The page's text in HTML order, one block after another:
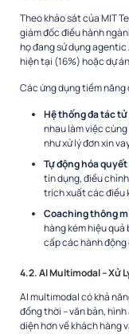
Theo khảo sát của MIT
giám đốc điều hành
họ đang sử dụng
hiện tại (16%) hoặc dự
Các ứng dụng tiềm
Hệ thống đa tác
nhau làm việc
như xử lý đơn xin
Tự động hóa
tín dụng, điều
trích xuất các điều
Coaching thông
hàng kém hiệu
cấp các hành
4.2. AI Multimodal – Xử
AI multimodal có khả
đồng thời – văn bản,
diện hơn về khách hàng